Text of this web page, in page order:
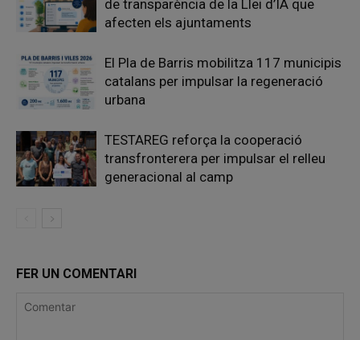
de transparència de la Llei d’IA que
afecten els ajuntaments
El Pla de Barris mobilitza 117 municipis
catalans per impulsar la regeneració
urbana
TESTAREG reforça la cooperació
transfronterera per impulsar el relleu
generacional al camp
FER UN COMENTARI